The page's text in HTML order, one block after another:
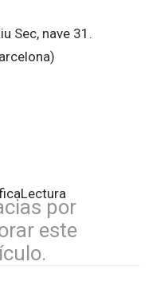
Sec, nave 31.
por
este